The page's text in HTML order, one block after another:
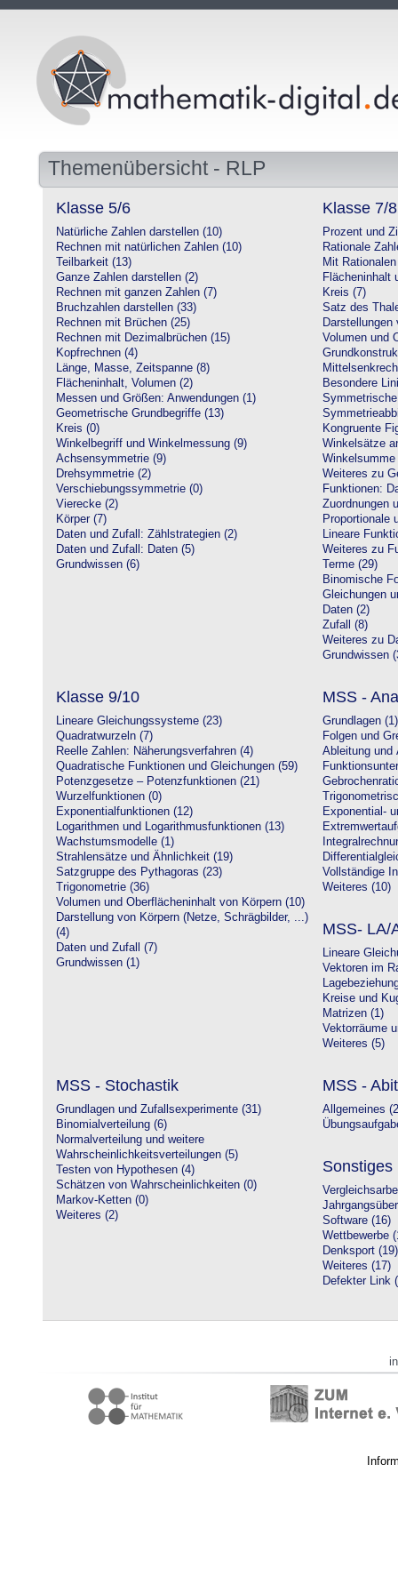
Themenübersicht - RLP
Klasse 5/6
Natürliche Zahlen darstellen (10)
Rechnen mit natürlichen Zahlen (10)
Teilbarkeit (13)
Ganze Zahlen darstellen (2)
Rechnen mit ganzen Zahlen (7)
Bruchzahlen darstellen (33)
Rechnen mit Brüchen (25)
Rechnen mit Dezimalbrüchen (15)
Kopfrechnen (4)
Länge, Masse, Zeitspanne (8)
Flächeninhalt, Volumen (2)
Messen und Größen: Anwendungen (1)
Geometrische Grundbegriffe (13)
Kreis (0)
Winkelbegriff und Winkelmessung (9)
Achsensymmetrie (9)
Drehsymmetrie (2)
Verschiebungssymmetrie (0)
Vierecke (2)
Körper (7)
Daten und Zufall: Zählstrategien (2)
Daten und Zufall: Daten (5)
Grundwissen (6)
Klasse 7/8
Prozent und
Rationale
Mit
Flächeninhalt
Kreis (7)
Satz des
Darstellungen
Volumen und
Besondere
Kongruente
Winkelsätze
Weiteres zu
Funktionen:
Zuordnungen
Proportionale
Lineare
Weiteres zu
Terme (29)
Binomische
Gleichungen
Daten (2)
Zufall (8)
Weiteres zu
Grundwissen
Klasse 9/10
Lineare Gleichungssysteme (23)
Quadratwurzeln (7)
Reelle Zahlen: Näherungsverfahren (4)
Quadratische Funktionen und Gleichungen (59)
Potenzgesetze – Potenzfunktionen (21)
Wurzelfunktionen (0)
Exponentialfunktionen (12)
Logarithmen und Logarithmusfunktionen (13)
Wachstumsmodelle (1)
Strahlensätze und Ähnlichkeit (19)
Satzgruppe des Pythagoras (23)
Trigonometrie (36)
Volumen und Oberflächeninhalt von Körpern (10)
Darstellung von Körpern (Netze, Schrägbilder, ...)
(4)
Daten und Zufall (7)
Grundwissen (1)
MSS -
Grundlagen (1)
Folgen und
Ableitung und
Exponential-
Vollständige
Weiteres (10)
MSS- LA/
Lineare
Vektoren im
Kreise und
Matrizen (1)
Vektorräume
Weiteres (5)
MSS - Stochastik
Grundlagen und Zufallsexperimente (31)
Binomialverteilung (6)
Normalverteilung und weitere
Wahrscheinlichkeitsverteilungen (5)
Testen von Hypothesen (4)
Schätzen von Wahrscheinlichkeiten (0)
Markov-Ketten (0)
Weiteres (2)
MSS -
Allgemeines
Sonstiges
Software (16)
Wettbewerbe
Denksport (19)
Weiteres (17)
Defekter Link